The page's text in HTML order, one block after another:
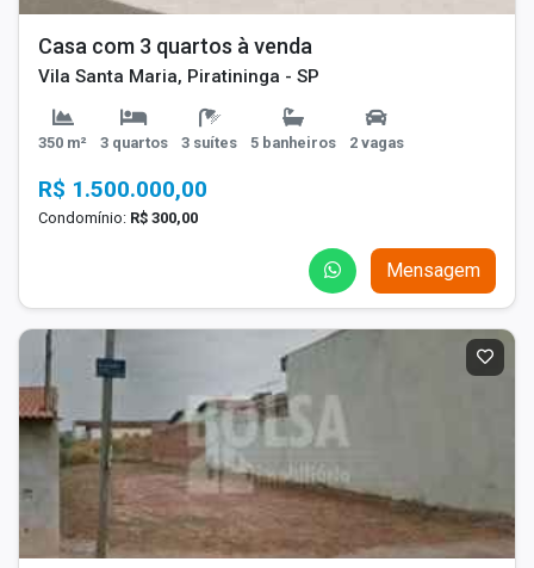
Casa com 3 quartos à venda
Vila Santa Maria, Piratininga - SP
350 m² 3 quartos 3 suítes 5 banheiros 2 vagas
R$ 1.500.000,00
Condomínio: R$ 300,00
Mensagem